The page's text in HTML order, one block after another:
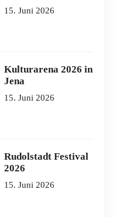
15. Juni 2026
Kulturarena 2026 in
Jena
15. Juni 2026
Rudolstadt Festival
2026
15. Juni 2026